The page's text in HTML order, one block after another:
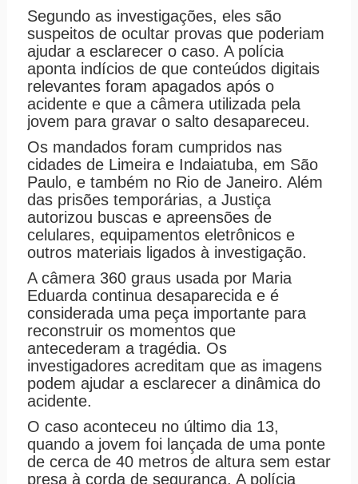
Segundo as investigações, eles são
suspeitos de ocultar provas que poderiam
ajudar a esclarecer o caso. A polícia
aponta indícios de que conteúdos digitais
relevantes foram apagados após o
acidente e que a câmera utilizada pela
jovem para gravar o salto desapareceu.
Os mandados foram cumpridos nas
cidades de Limeira e Indaiatuba, em São
Paulo, e também no Rio de Janeiro. Além
das prisões temporárias, a Justiça
autorizou buscas e apreensões de
celulares, equipamentos eletrônicos e
outros materiais ligados à investigação.
A câmera 360 graus usada por Maria
Eduarda continua desaparecida e é
considerada uma peça importante para
reconstruir os momentos que
antecederam a tragédia. Os
investigadores acreditam que as imagens
podem ajudar a esclarecer a dinâmica do
acidente.
O caso aconteceu no último dia 13,
quando a jovem foi lançada de uma ponte
de cerca de 40 metros de altura sem estar
presa à corda de segurança. A polícia